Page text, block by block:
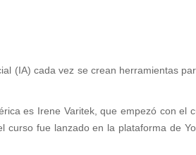
(IA) cada vez se crean herramientas
es Irene Varitek, que empezó con el
curso fue lanzado en la plataforma de